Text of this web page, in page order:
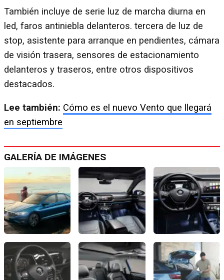
También incluye de serie luz de marcha diurna en
led, faros antiniebla delanteros. tercera de luz de
stop, asistente para arranque en pendientes, cámara
de visión trasera, sensores de estacionamiento
delanteros y traseros, entre otros dispositivos
destacados.
Lee también: Cómo es el nuevo Vento que llegará
en septiembre
GALERÍA DE IMÁGENES